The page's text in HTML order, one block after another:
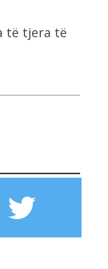
të tjera të